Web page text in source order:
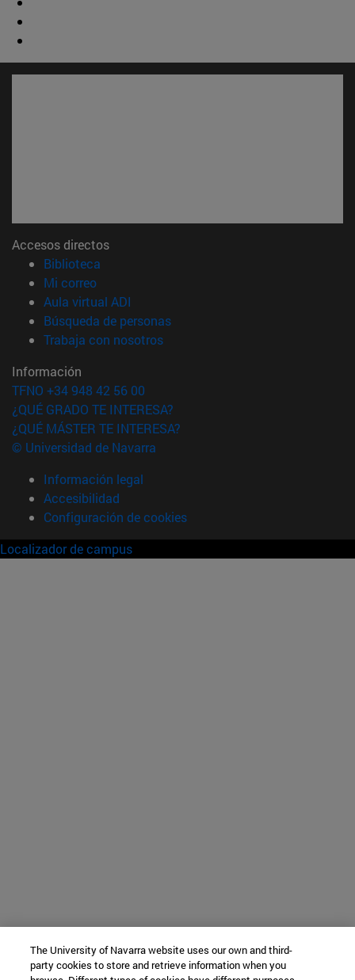
Accesos directos
Biblioteca
Mi correo(abre en nueva ventana)
Aula virtual ADI
Búsqueda de personas(abre en nueva ventana)
Trabaja con nosotros(abre en nueva ventana)
Información
TFNO +34 948 42 56 00
¿QUÉ GRADO TE INTERESA?
¿QUÉ MÁSTER TE INTERESA?
© Universidad de Navarra
Información legal
Accesibilidad
Configuración de cookies
Localizador de campus
The University of Navarra website uses our own and third-
party cookies to store and retrieve information when you